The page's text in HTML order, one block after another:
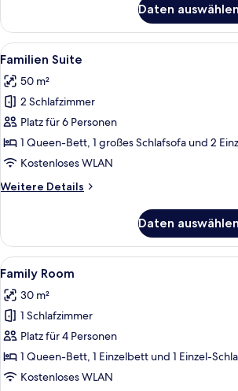
Room
without
view
Daten
Alle
Fotos
für
Familien
Suite
anzeigen
Ein
6
Familien Suite
50 m²
2 Schlafzimmer
Platz für 6 Personen
1 Queen-Bett, 1 großes Schlafsofa und 2
Kostenloses WLAN
Weitere Details
Weitere
Suite
Daten
Alle
Fotos
für
Family
Room
anzeigen
Ein
6
Family Room
30 m²
1 Schlafzimmer
Platz für 4 Personen
1 Queen-Bett, 1 Einzelbett und 1 Einzel-
Kostenloses WLAN